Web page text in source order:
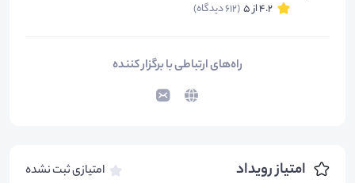
4.2 از 5 (612 دیدگاه)
راه‌های ارتباطی با برگزار کننده
امتیاز رویداد امتیازی ثبت نشده